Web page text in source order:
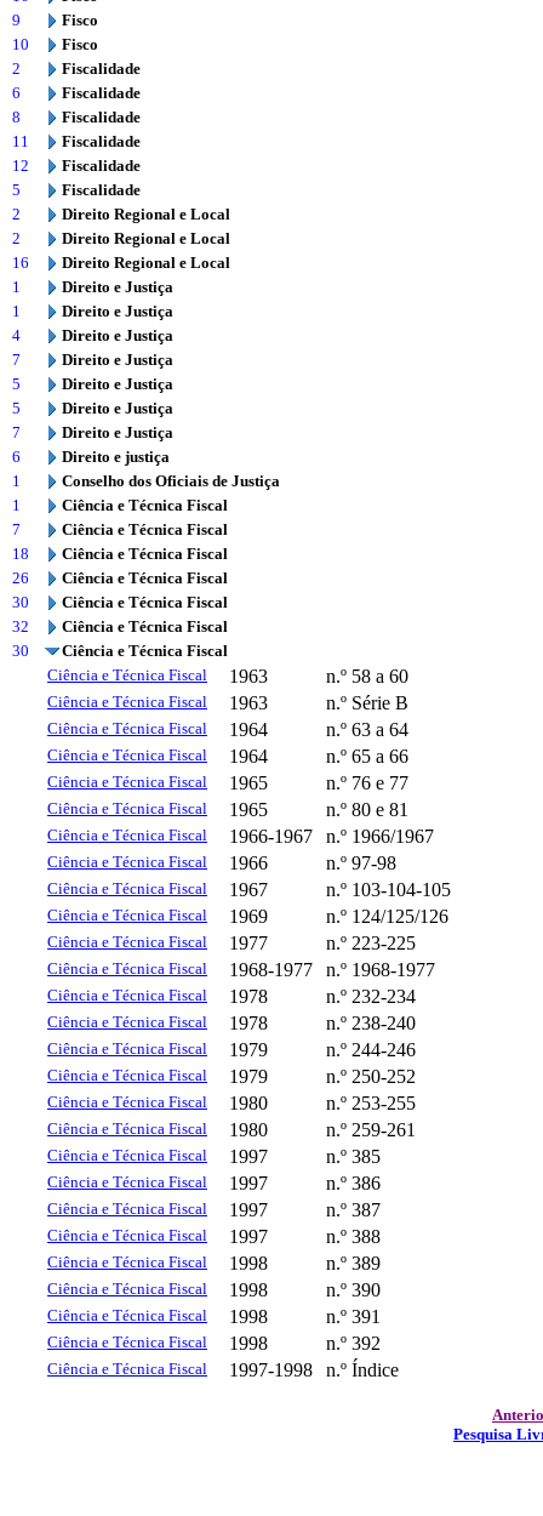
9
Fisco
10
Fisco
2
Fiscalidade
6
Fiscalidade
8
Fiscalidade
11
Fiscalidade
12
Fiscalidade
5
Fiscalidade
2
Direito Regional e Local
2
Direito Regional e Local
16
Direito Regional e Local
1
Direito e Justiça
1
Direito e Justiça
4
Direito e Justiça
7
Direito e Justiça
5
Direito e Justiça
5
Direito e Justiça
7
Direito e Justiça
6
Direito e justiça
1
Conselho dos Oficiais de Justiça
1
Ciência e Técnica Fiscal
7
Ciência e Técnica Fiscal
18
Ciência e Técnica Fiscal
26
Ciência e Técnica Fiscal
30
Ciência e Técnica Fiscal
32
Ciência e Técnica Fiscal
30
Ciência e Técnica Fiscal
Ciência e Técnica Fiscal
1963 n.º 58 a 60
Ciência e Técnica Fiscal 1963 n.º Série B
Ciência e Técnica Fiscal 1964 n.º 63 a 64
Ciência e Técnica Fiscal 1964 n.º 65 a 66
Ciência e Técnica Fiscal 1965 n.º 76 e 77
Ciência e Técnica Fiscal 1965 n.º 80 e 81
Ciência e Técnica Fiscal 1966-1967 n.º 1966/1967
Ciência e Técnica Fiscal 1966 n.º 97-98
Ciência e Técnica Fiscal 1967 n.º 103-104-105
Ciência e Técnica Fiscal 1969 n.º 124/125/126
Ciência e Técnica Fiscal 1977 n.º 223-225
Ciência e Técnica Fiscal 1968-1977 n.º 1968-1977
Ciência e Técnica Fiscal 1978 n.º 232-234
Ciência e Técnica Fiscal 1978 n.º 238-240
Ciência e Técnica Fiscal 1979 n.º 244-246
Ciência e Técnica Fiscal 1979 n.º 250-252
Ciência e Técnica Fiscal 1980 n.º 253-255
Ciência e Técnica Fiscal 1980 n.º 259-261
Ciência e Técnica Fiscal 1997 n.º 385
Ciência e Técnica Fiscal 1997 n.º 386
Ciência e Técnica Fiscal 1997 n.º 387
Ciência e Técnica Fiscal 1997 n.º 388
Ciência e Técnica Fiscal 1998 n.º 389
Ciência e Técnica Fiscal 1998 n.º 390
Ciência e Técnica Fiscal 1998 n.º 391
Ciência e Técnica Fiscal 1998 n.º 392
Ciência e Técnica Fiscal 1997-1998 n.º Índice
Pesquisa